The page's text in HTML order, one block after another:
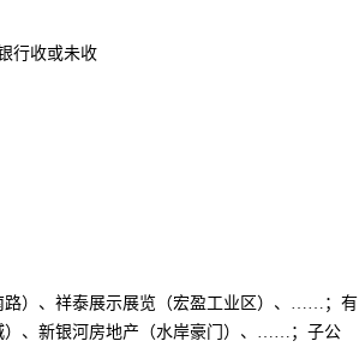
行收或未收
路）、祥泰展示展览（宏盈工业区）、……；有
）、新银河房地产（水岸豪门）、……；子公